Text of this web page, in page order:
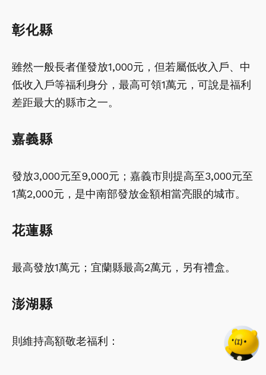
彰化縣
雖然一般長者僅發放1,000元，但若屬低收入戶、中
低收入戶等福利身分，最高可領1萬元，可說是福利
差距最大的縣市之一。
嘉義縣
發放3,000元至9,000元；嘉義市則提高至3,000元至
1萬2,000元，是中南部發放金額相當亮眼的城市。
花蓮縣
最高發放1萬元；宜蘭縣最高2萬元，另有禮盒。
澎湖縣
則維持高額敬老福利：